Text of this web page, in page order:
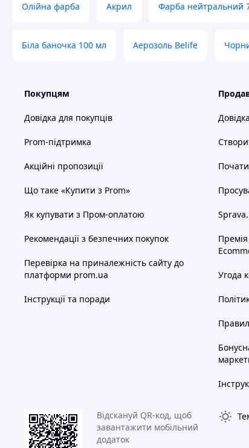
Олійна фарба Акрил Фарба нейтральний
Біла баночка 100 мл Аерозоль Belife
Покупцям
Довідка для покупців
Prom-підтримка
Акційні пропозиції
Що таке «Купити з Prom»
Як купувати з Пром-оплатою
Рекомендації з безпечних покупок
Перевірка на приналежність сайту до
платформи prom.ua
Інструкції та поради
Угода
Відскануй QR-код, щоб
завантажити мобільний
додаток